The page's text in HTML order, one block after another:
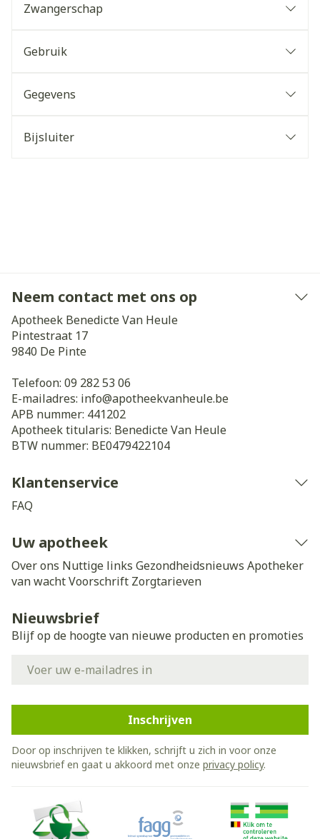
Zwangerschap
Gebruik
Gegevens
Bijsluiter
Neem contact met ons op
Apotheek Benedicte Van Heule
Pintestraat 17
9840 De Pinte
Telefoon: 09 282 53 06
E-mailadres: info@apotheekvanheule.be
APB nummer: 441202
Apotheek titularis: Benedicte Van Heule
BTW nummer: BE0479422104
Klantenservice
FAQ
Uw apotheek
Over ons Nuttige links Gezondheidsnieuws Apotheker
van wachtVoorschrift Zorgtarieven
Nieuwsbrief
Blijf op de hoogte van nieuwe producten en promoties
Inschrijven
Door op inschrijven te klikken, schrijft u zich in voor onze
nieuwsbrief en gaat u akkoord met onze privacy policy.